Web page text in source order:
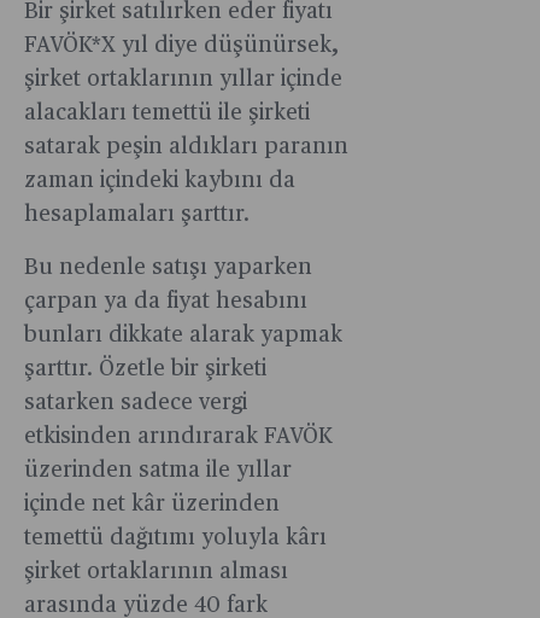
Bir şirket satılırken eder fiyatı
FAVÖK*X yıl diye düşünürsek,
şirket ortaklarının yıllar içinde
alacakları temettü ile şirketi
satarak peşin aldıkları paranın
zaman içindeki kaybını da
hesaplamaları şarttır.
Bu nedenle satışı yaparken
çarpan ya da fiyat hesabını
bunları dikkate alarak yapmak
şarttır. Özetle bir şirketi
satarken sadece vergi
etkisinden arındırarak FAVÖK
üzerinden satma ile yıllar
içinde net kâr üzerinden
temettü dağıtımı yoluyla kârı
şirket ortaklarının alması
arasında yüzde 40 fark